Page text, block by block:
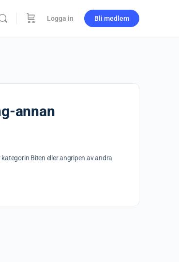
Logga in Bli medlem
annan
Biten eller angripen av andra